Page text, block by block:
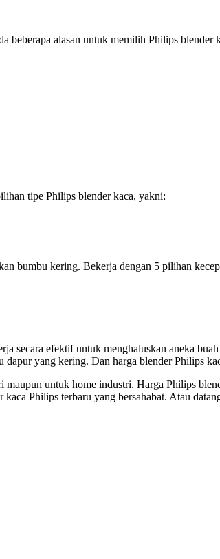
beberapa alasan untuk memilih Philips blender
tipe Philips blender kaca, yakni:
bumbu kering. Bekerja dengan 5 pilihan
secara efektif untuk menghaluskan aneka
yang kering. Dan harga blender Philips
untuk home industri. Harga Philips
kaca Philips terbaru yang bersahabat. Atau